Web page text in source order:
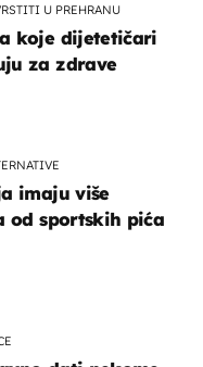
U PREHRANU
koje dijetetičari
za zdrave
imaju više
od sportskih pića